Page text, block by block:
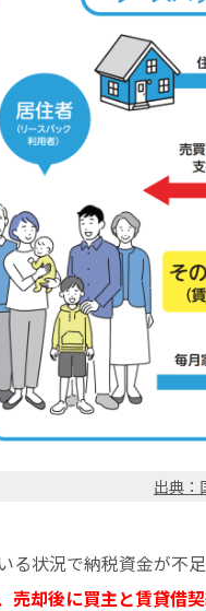
出典：
る状況で納税資金が不
売却後に買主と賃貸借